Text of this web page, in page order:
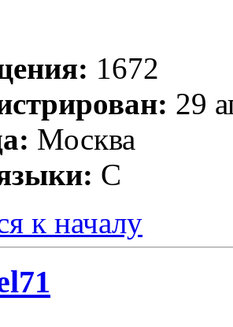
1672
29
Москва
С
к началу